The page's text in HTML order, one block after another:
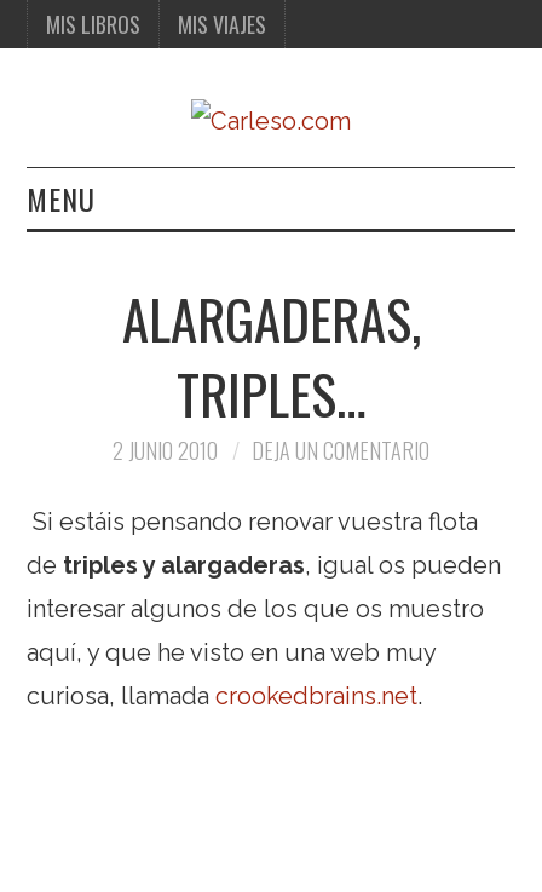
MIS LIBROS MIS VIAJES
MENU
MIS VIAJES
ALARGADERAS,
TRIPLES…
2 JUNIO 2010 DEJA UN COMENTARIO
Si estáis pensando renovar vuestra flota
de triples y alargaderas, igual os pueden
interesar algunos de los que os muestro
aquí, y que he visto en una web muy
curiosa, llamadacrookedbrains.net.